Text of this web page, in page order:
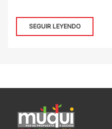
SEGUIR LEYENDO